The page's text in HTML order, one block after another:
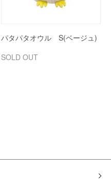
パタパタオウル S(ベージュ)
SOLD OUT